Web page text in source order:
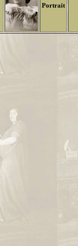
Portrait